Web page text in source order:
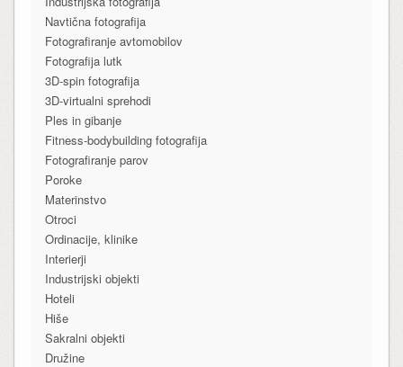
Navtična fotografija
Fotografiranje avtomobilov
Fotografija lutk
3D-spin fotografija
3D-virtualni sprehodi
Ples in gibanje
Fitness-bodybuilding fotografija
Fotografiranje parov
Poroke
Materinstvo
Otroci
Ordinacije, klinike
Interierji
Industrijski objekti
Hoteli
Hiše
Sakralni objekti
Družine